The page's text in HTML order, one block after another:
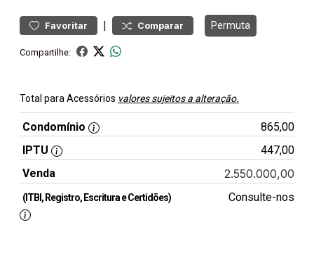
Favoritar | Comparar Permuta
Compartilhe:
Total para Acessórios valores sujeitos a alteração.
Condomínio
865,00
IPTU
447,00
Venda
2.550.000,00
(ITBI, Registro, Escritura e Certidões) Consulte-nos